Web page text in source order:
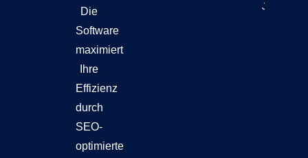
Die
Software
maximiert
Ihre
Effizienz
durch
SEO-
optimierte
Jetzt